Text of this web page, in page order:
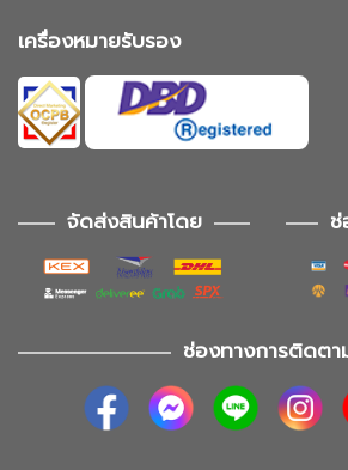
เครื่องหมายรับรอง
จัดส่งสินค้าโดย ช่
ช่องทางการติดตา